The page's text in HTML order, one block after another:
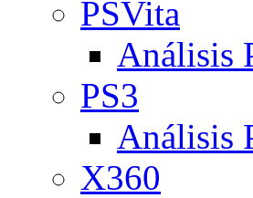
PSVita
Análisis
PS3
Análisis
X360